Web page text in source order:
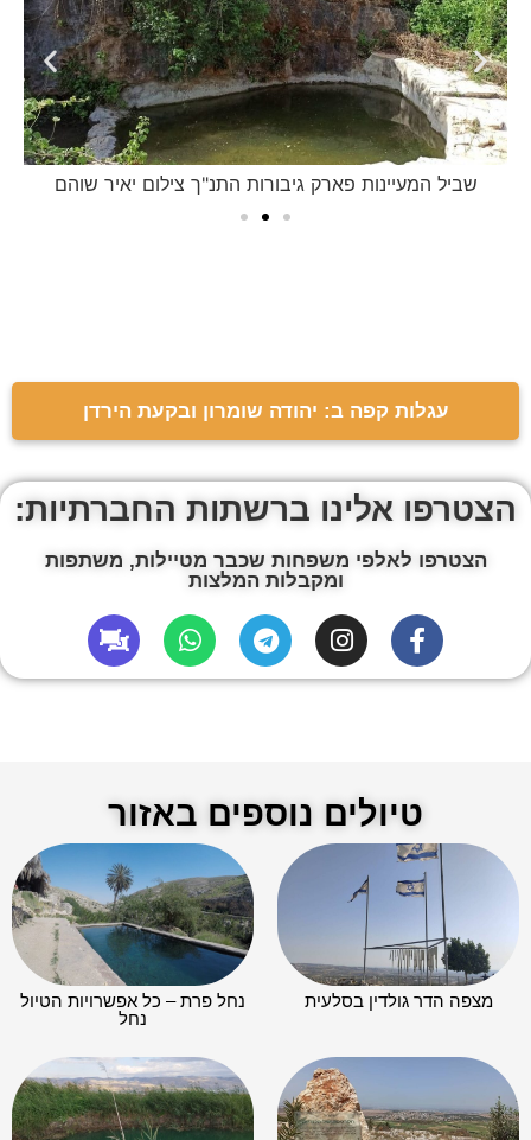
שביל המעיינות פארק גיבורות התנ"ך צילום יאיר שוהם
עגלות קפה ב: יהודה שומרון ובקעת הירדן
הצטרפו אלינו ברשתות החברתיות:
הצטרפו לאלפי משפחות שכבר מטיילות, משתפות
ומקבלות המלצות
טיולים נוספים באזור
מצפה הדר גולדין בסלעית
נחל פרת – כל אפשרויות הטיול
נחל